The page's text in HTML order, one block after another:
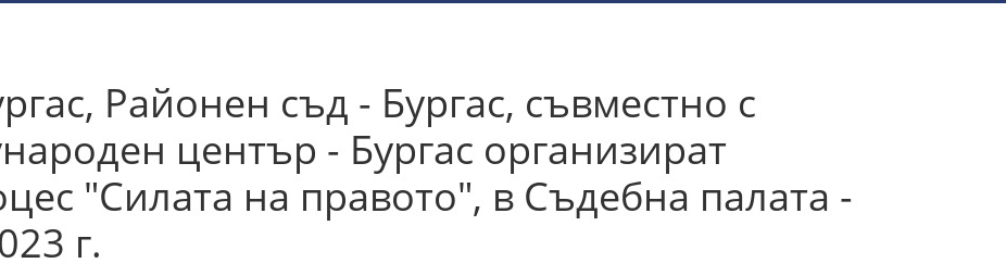
Районен съд - Бургас, съвместно с
център - Бургас организират
"Силата на правото", в Съдебна палата -
г.